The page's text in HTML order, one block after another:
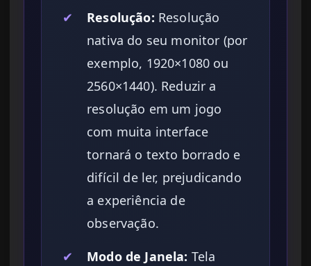
✔ Resolução: Resolução
nativa do seu monitor (por
exemplo, 1920×1080 ou
2560×1440). Reduzir a
resolução em um jogo
com muita interface
tornará o texto borrado e
difícil de ler, prejudicando
a experiência de
observação.
✔
Modo de Janela: Tela